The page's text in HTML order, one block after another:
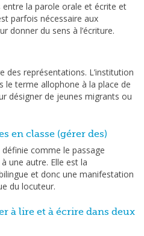
la parole orale et écrite et
parfois nécessaire aux
donner du sens à l’écriture.
des représentations. L’institution
le terme allophone à la place de
désigner de jeunes migrants ou
en classe (gérer des)
définie comme le passage
une autre. Elle est la
et donc une manifestation
du locuteur.
à lire et à écrire dans deux